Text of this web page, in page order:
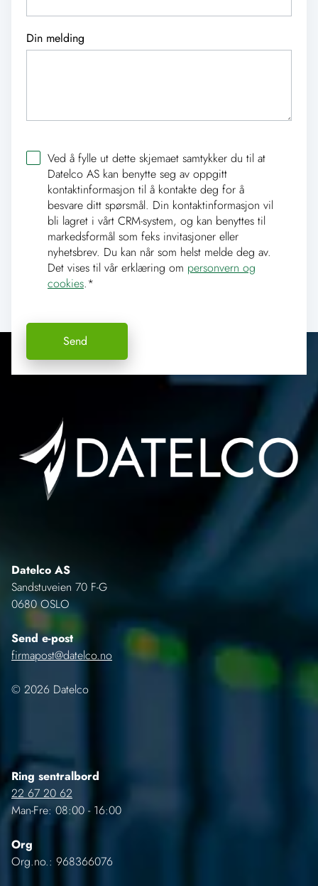
Din melding
Ved å fylle ut dette skjemaet samtykker du til at
Datelco AS kan benytte seg av oppgitt
kontaktinformasjon til å kontakte deg for å
besvare ditt spørsmål. Din kontaktinformasjon vil
bli lagret i vårt CRM-system, og kan benyttes til
markedsformål som feks invitasjoner eller
nyhetsbrev. Du kan når som helst melde deg av.
Det vises til vår erklæring om personvern og
cookies.*
Datelco AS
Sandstuveien 70 F-G
0680 OSLO
Send e-post
firmapost@datelco.no
© 2026 Datelco
Ring sentralbord
22 67 20 62
Man-Fre: 08:00 - 16:00
Org
Org.no.: 968366076